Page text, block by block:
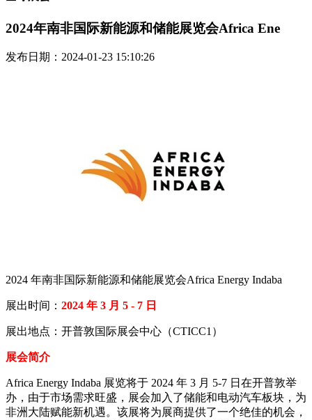
2024年南非国际新能源和储能展览会Africa Ene
发布日期：2024-01-23 15:10:26
2024 年南非国际新能源和储能展览会Africa Energy Indaba
展出时间： 2024 年 3 月 5 - 7 日
展出地点：开普敦国际展会中心（CTICC1）
展会简介
Africa Energy Indaba 展览将于 2024 年 3 月 5-7 日在开普敦举
办，由于市场需求旺盛，展会加入了储能和电动汽车板块，为
非洲大陆赋能新机遇。该展将为展商提供了一个绝佳的机会，